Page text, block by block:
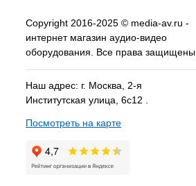
Copyright 2016-2025 © media-av.ru -
интернет магазин аудио-видео
оборудования. Все права защищены.
Наш адрес: г. Москва, 2-я
Институтская улица, 6с12 .
Посмотреть на карте